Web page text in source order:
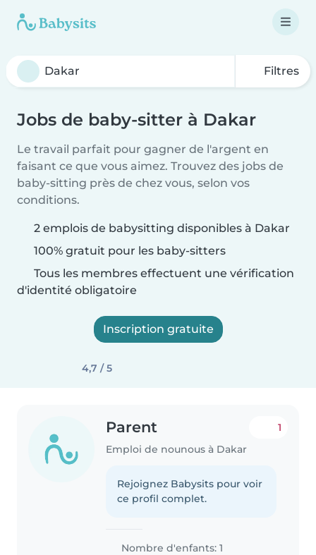
Filtres
Jobs de baby-sitter à Dakar
Le travail parfait pour gagner de l'argent en
faisant ce que vous aimez. Trouvez des jobs de
baby-sitting près de chez vous, selon vos
conditions.
2 emplois de babysitting disponibles à Dakar
100% gratuit pour les baby-sitters
Tous les membres effectuent une vérification
d'identité obligatoire
Inscription gratuite
4,7 / 5
Parent
Emploi de nounous à Dakar
1
Rejoignez Babysits pour voir
ce profil complet.
Nombre d'enfants: 1